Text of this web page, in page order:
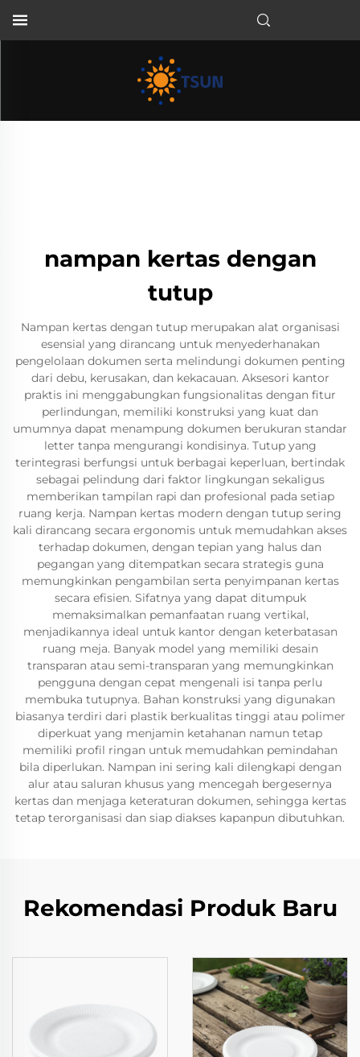
nampan kertas dengan
tutup
Nampan kertas dengan tutup merupakan alat organisasi
esensial yang dirancang untuk menyederhanakan
pengelolaan dokumen serta melindungi dokumen penting
dari debu, kerusakan, dan kekacauan. Aksesori kantor
praktis ini menggabungkan fungsionalitas dengan fitur
perlindungan, memiliki konstruksi yang kuat dan
umumnya dapat menampung dokumen berukuran standar
letter tanpa mengurangi kondisinya. Tutup yang
terintegrasi berfungsi untuk berbagai keperluan, bertindak
sebagai pelindung dari faktor lingkungan sekaligus
memberikan tampilan rapi dan profesional pada setiap
ruang kerja. Nampan kertas modern dengan tutup sering
kali dirancang secara ergonomis untuk memudahkan akses
terhadap dokumen, dengan tepian yang halus dan
pegangan yang ditempatkan secara strategis guna
memungkinkan pengambilan serta penyimpanan kertas
secara efisien. Sifatnya yang dapat ditumpuk
memaksimalkan pemanfaatan ruang vertikal,
menjadikannya ideal untuk kantor dengan keterbatasan
ruang meja. Banyak model yang memiliki desain
transparan atau semi-transparan yang memungkinkan
pengguna dengan cepat mengenali isi tanpa perlu
membuka tutupnya. Bahan konstruksi yang digunakan
biasanya terdiri dari plastik berkualitas tinggi atau polimer
diperkuat yang menjamin ketahanan namun tetap
memiliki profil ringan untuk memudahkan pemindahan
bila diperlukan. Nampan ini sering kali dilengkapi dengan
alur atau saluran khusus yang mencegah bergesernya
kertas dan menjaga keteraturan dokumen, sehingga kertas
tetap terorganisasi dan siap diakses kapanpun dibutuhkan.
Rekomendasi Produk Baru